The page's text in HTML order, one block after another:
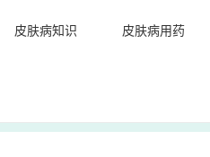
皮肤病知识 皮肤病用药